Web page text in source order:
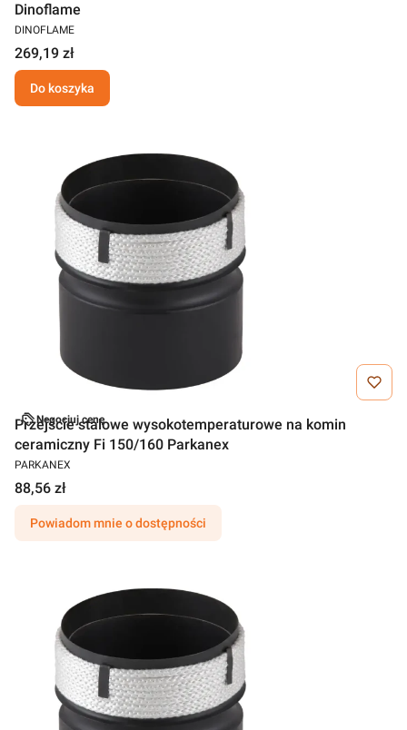
Dinoflame
DINOFLAME
269,19 zł
Do koszyka
Negocjuj cenę
Przejście stalowe wysokotemperaturowe na komin
ceramiczny Fi 150/160 Parkanex
PARKANEX
88,56 zł
Powiadom mnie o dostępności